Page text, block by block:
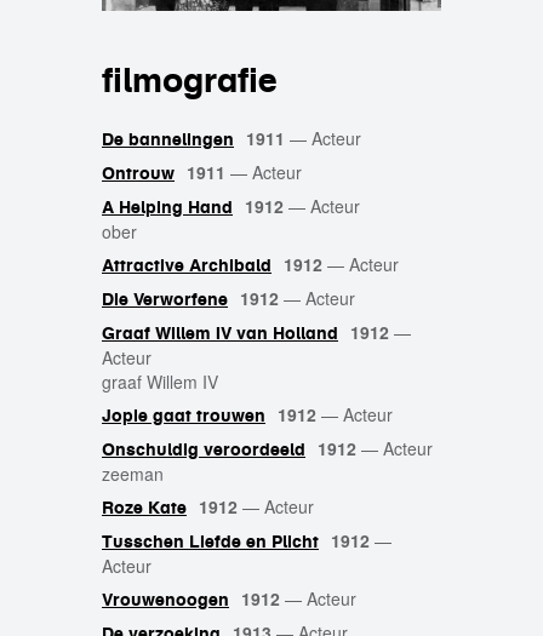
filmografie
De bannelingen 1911 — Acteur
Ontrouw 1911 — Acteur
A Helping Hand 1912 — Acteur
ober
Attractive Archibald 1912 — Acteur
Die Verworfene 1912 — Acteur
Graaf Willem IV van Holland 1912 —
Acteur
graaf Willem IV
Jopie gaat trouwen 1912 — Acteur
Onschuldig veroordeeld 1912 — Acteur
zeeman
Roze Kate 1912 — Acteur
Tusschen Liefde en Plicht 1912 —
Acteur
Vrouwenoogen 1912 — Acteur